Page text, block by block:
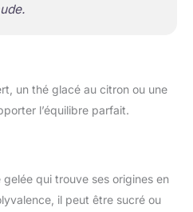
un thé glacé au citron ou une
l’équilibre parfait.
gelée qui trouve ses origines en
il peut être sucré ou